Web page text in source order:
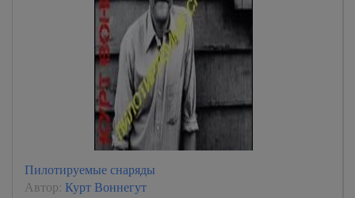
Пилотируемые снаряды
Автор: Курт Воннегут